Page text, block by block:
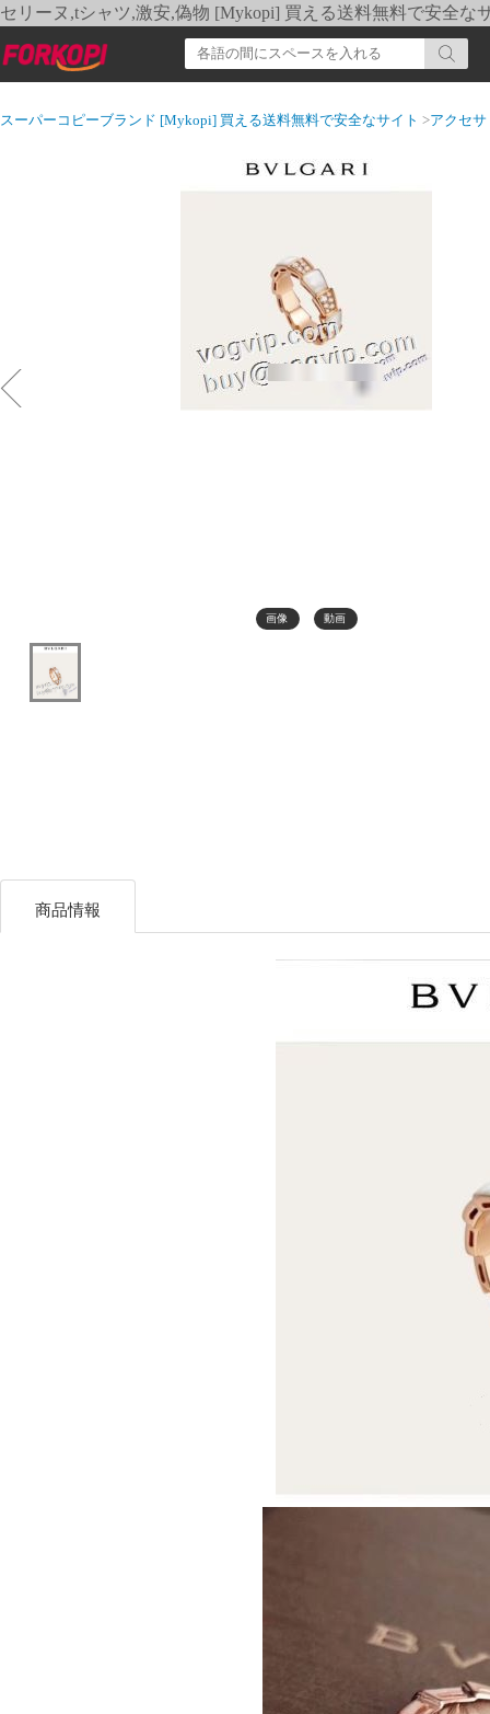
セリーヌ,tシャツ,激安,偽物 [Mykopi] 買える送料無料で安全な
スーパーコピーブランド [Mykopi] 買える送料無料で安全なサイト >アクセサ
画像 動画
商品情報